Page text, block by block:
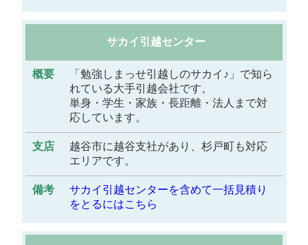
サカイ引越センター
「勉強しまっせ引越しのサカイ♪」で知ら
れている大手引越会社です。
単身・学生・家族・長距離・法人まで対
応しています。
越谷市に越谷支社があり、杉戸町も対応
エリアです。
サカイ引越センターを含めて一括見積り
をとるにはこちら